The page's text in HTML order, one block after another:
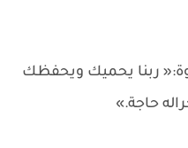
ربنا يحميك ويحفظك
حاجة.»